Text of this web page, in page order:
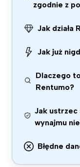
zgodnie z
Jak działa
Jak już
Dlaczego
Rentumo?
Jak ustrzec
wynajmu
Błędne